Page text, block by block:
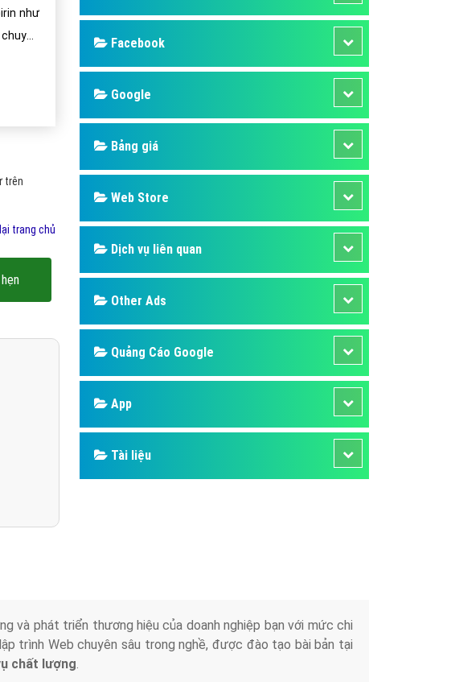
Hỏi đáp quảng cáo mobile
Hỏi đáp quảng cáo Online
Hỏi đáp quảng cáo Skype
Hỏi đáp Domain & Hosting
Hỏi đáp viết bài Marketing
Dịch vụ quảng cáo Zalo
Hỏi đáp quảng cáo Youtube
Thiết kế ứng dụng
Quảng cáo Cốc Cốc hiệu quả
Quảng cáo Zalo chuyên nghiệp
như
trên
trang chủ
Facebook
Google
Bảng giá
Web Store
Dịch vụ liên quan
Other Ads
Quảng Cáo Google
App
Tài liệu
và phát triển thương hiệu của doanh nghiệp bạn với mức chi
trình Web chuyên sâu trong nghề, được đào tạo bài bản tại
chất lượng